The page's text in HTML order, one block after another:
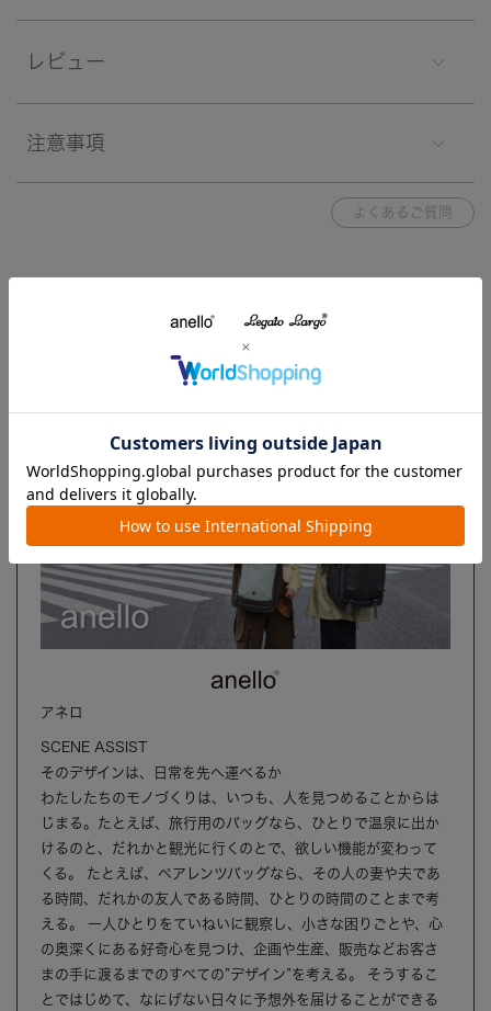
レビュー
注意事項
よくあるご質問
アネロ
SCENE ASSIST
そのデザインは、日常を先へ運べるか
わたしたちのモノづくりは、いつも、人を見つめることからは
じまる。たとえば、旅行用のバッグなら、ひとりで温泉に出か
けるのと、だれかと観光に行くのとで、欲しい機能が変わって
くる。 たとえば、ペアレンツバッグなら、その人の妻や夫であ
る時間、だれかの友人である時間、ひとりの時間のことまで考
える。 一人ひとりをていねいに観察し、小さな困りごとや、心
の奥深くにある好奇心を見つけ、企画や生産、販売などお客さ
まの手に渡るまでのすべての”デザイン”を考える。 そうするこ
とではじめて、なにげない日々に予想外を届けることができる